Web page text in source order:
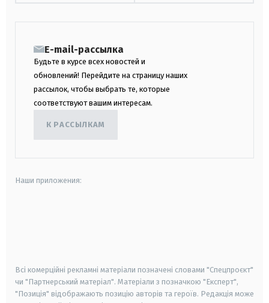
E-mail-рассылка
Будьте в курсе всех новостей и
обновлений! Перейдите на страницу наших
рассылок, чтобы выбрать те, которые
соответствуют вашим интересам.
К РАССЫЛКАМ
Наши приложения:
Всі комерційні рекламні матеріали позначені словами "Спецпроєкт"
чи "Партнерський матеріал". Матеріали з позначкою "Експерт",
"Позиція" відображають позицію авторів та героїв. Редакція може